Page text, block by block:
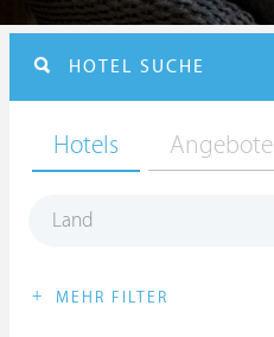
HOTEL SUCHE
Hotels Angebote
Land
+ MEHR FILTER